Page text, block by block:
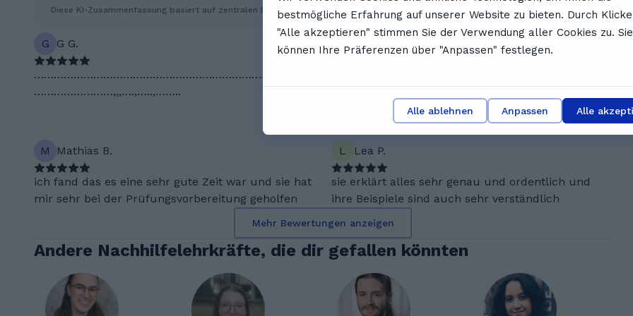
Diese KI-Zusammenfassung basiert auf zentralen Erkenntnissen aus dem Feedback unserer NutzerInnen
G G G.
…………………………………………………………………………
……………………,,,….,…..,……..
L Lenja S.
und macht schrittweise alle Aufgaben, so dass
man ordentlich lernen kann.
M Mathias B.
ich fand das es eine sehr gute Zeit war und sie hat
mir sehr bei der Prüfungsvorbereitung geholfen
L Lea P.
sie erklärt alles sehr genau und ordentlich und
ihre Beispiele sind auch sehr verständlich
Mehr Bewertungen anzeigen
Andere Nachhilfelehrkräfte, die dir gefallen könnten
bestmögliche Erfahrung auf unserer Website zu bieten. Durch
"Alle akzeptieren" stimmen Sie der Verwendung aller Cookies zu. Sie
können Ihre Präferenzen über "Anpassen" festlegen.
Alle ablehnen Anpassen Alle